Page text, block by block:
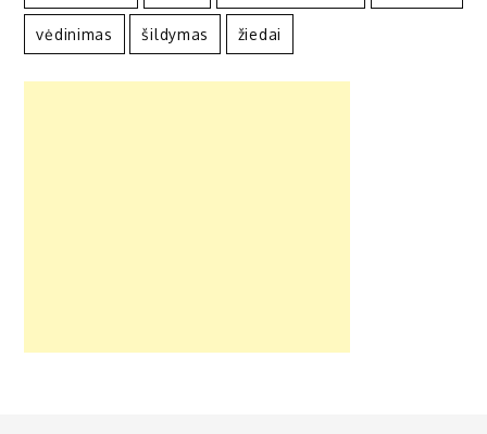
vėdinimas šildymas žiedai